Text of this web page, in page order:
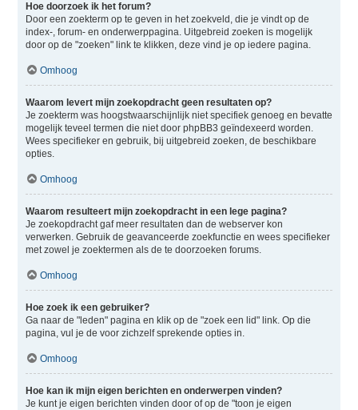
Hoe doorzoek ik het forum?
Door een zoekterm op te geven in het zoekveld, die je vindt op de
index-, forum- en onderwerppagina. Uitgebreid zoeken is mogelijk
door op de "zoeken" link te klikken, deze vind je op iedere pagina.
Omhoog
Waarom levert mijn zoekopdracht geen resultaten op?
Je zoekterm was hoogstwaarschijnlijk niet specifiek genoeg en bevatte
mogelijk teveel termen die niet door phpBB3 geïndexeerd worden.
Wees specifieker en gebruik, bij uitgebreid zoeken, de beschikbare
opties.
Omhoog
Waarom resulteert mijn zoekopdracht in een lege pagina?
Je zoekopdracht gaf meer resultaten dan de webserver kon
verwerken. Gebruik de geavanceerde zoekfunctie en wees specifieker
met zowel je zoektermen als de te doorzoeken forums.
Omhoog
Hoe zoek ik een gebruiker?
Ga naar de "leden" pagina en klik op de "zoek een lid" link. Op die
pagina, vul je de voor zichzelf sprekende opties in.
Omhoog
Hoe kan ik mijn eigen berichten en onderwerpen vinden?
Je kunt je eigen berichten vinden door of op de "toon je eigen